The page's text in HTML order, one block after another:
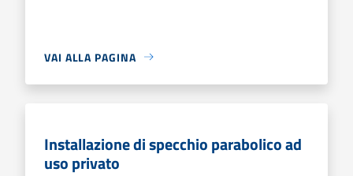
VAI ALLA PAGINA
Installazione di specchio parabolico ad
uso privato